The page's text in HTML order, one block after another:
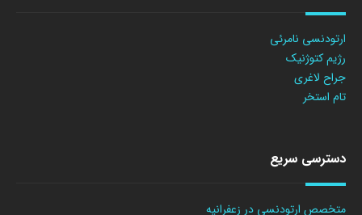
ارتودنسی نامرئی
رژیم کتوژنیک
جراح لاغری
تام استخر
دسترسی سریع
متخصص ارتودنسی در زعفرانیه